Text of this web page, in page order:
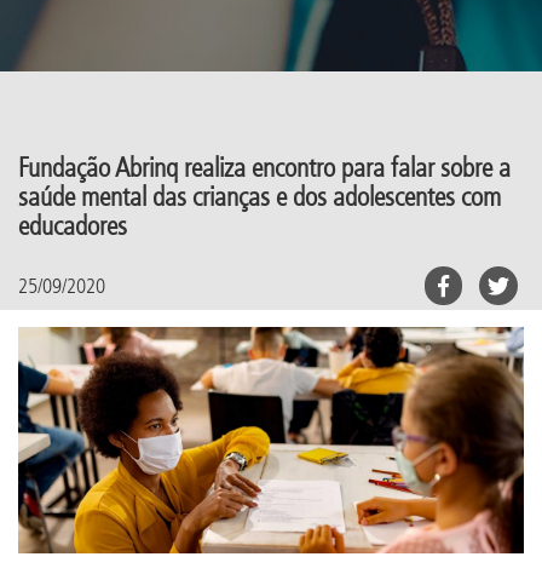
Fundação Abrinq realiza encontro para falar sobre a
saúde mental das crianças e dos adolescentes com
educadores
25/09/2020